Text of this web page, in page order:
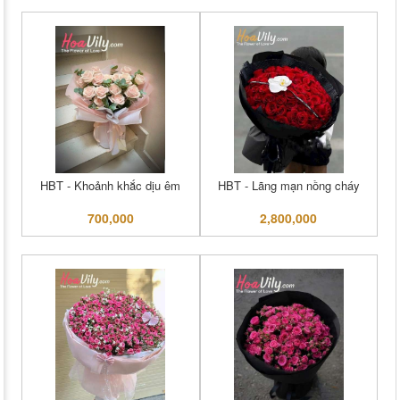
HBT - Khoảnh khắc dịu êm
700,000
HBT - Lãng mạn nồng cháy
2,800,000